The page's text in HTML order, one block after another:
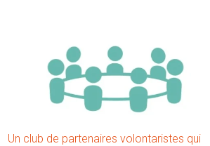
Un club de partenaires volontaristes qui